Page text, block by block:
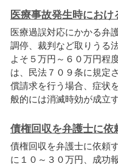
医療事故発生時におけ
医療過誤対応にかかる弁
調停、裁判など取りうる
よそ５万円～６０万円程
は、民法７０９条に規定
償請求を行う場合、症状
般的には消滅時効が成立
債権回収を弁護士に依
債権回収を弁護士に依頼
に１０～３０万円、成功